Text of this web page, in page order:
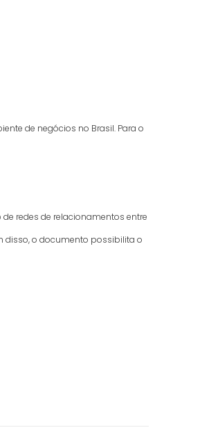
de negócios no Brasil. Para o
redes de relacionamentos entre
disso, o documento possibilita o